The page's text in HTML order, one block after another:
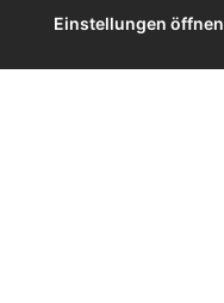
Einstellungen öffnen